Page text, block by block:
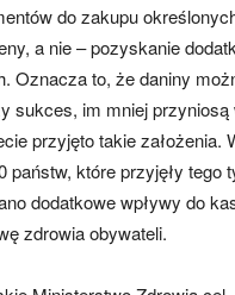
do zakupu
a nie – pozyskanie
Oznacza to, że daniny
sukces, im mniej przyniosą
przyjęto takie założenia.
państw, które przyjęły tego
dodatkowe wpływy do
zdrowia obywateli.